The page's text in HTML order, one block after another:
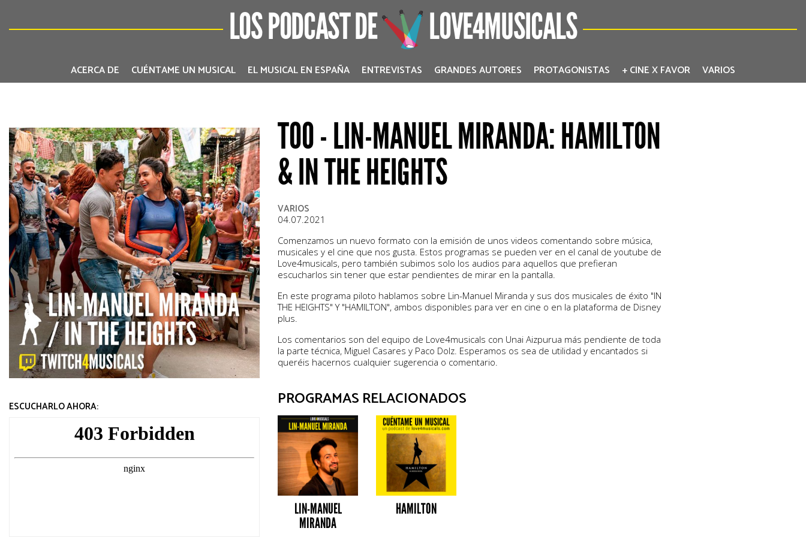
LOS PODCAST DE LOVE4MUSICALS
ACERCA DE CUÉNTAME UN MUSICAL EL MUSICAL EN ESPAÑA ENTREVISTAS GRANDES AUTORES PROTAGONISTAS + CINE X FAVOR VARIOS
ESCUCHARLO AHORA:
T00 - LIN-MANUEL MIRANDA: HAMILTON
& IN THE HEIGHTS
VARIOS
04.07.2021
Comenzamos un nuevo formato con la emisión de unos videos comentando sobre música,
musicales y el cine que nos gusta. Estos programas se pueden ver en el canal de youtube de
Love4musicals, pero también subimos solo los audios para aquellos que prefieran
escucharlos sin tener que estar pendientes de mirar en la pantalla.
En este programa piloto hablamos sobre Lin-Manuel Miranda y sus dos musicales de éxito "IN
THE HEIGHTS" Y "HAMILTON", ambos disponibles para ver en cine o en la plataforma de Disney
plus.
Los comentarios son del equipo de Love4musicals con Unai Aizpurua más pendiente de toda
la parte técnica, Miguel Casares y Paco Dolz. Esperamos os sea de utilidad y encantados si
queréis hacernos cualquier sugerencia o comentario.
PROGRAMAS RELACIONADOS
LIN-MANUEL
MIRANDA
HAMILTON